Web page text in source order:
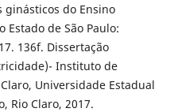
ginásticos do Ensino
de São Paulo:
136f. Dissertação
Instituto de
Universidade Estadual
Rio Claro, 2017.